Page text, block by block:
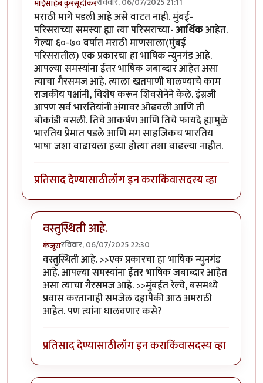
माईसाहेब कुरसूंदीकर
मराठी मागे पडली आहे असे वाटत नाही. मुंबई-
परिसराच्या समस्या ह्या त्या परिसराच्या-आर्थिकआहेत.
गेल्या ६०-७० वर्षात मराठी माणसाला(मुंबई
परिसरातील) एक प्रकारचा हा भाषिक न्युनगंड आहे.
आपल्या समस्यांना ईतर भाषिक जबाब्दार आहेत असा
त्याचा गैरसमज आहे. त्याला खतपाणी घालण्याचे काम
राजकीय पक्षांनी, विशेष करून शिवसेनेने केले. इंग्रजी
आपण सर्व भारतियांनी अंगावर ओढवली आणि ती
बोकांडी बसली. तिचे आकर्षण आणि तिचे फायदे ह्यामुळे
भारतिय प्रेमात पडले आणि मग साहजिकच भारतिय
भाषा जशा वाढायला हव्या होत्या तशा वाढल्या नाहीत.
प्रतिसाद देण्यासाठीलॉग इन कराकिंवासदस्य व्हा
वस्तुस्थिती आहे.
कंजूसरविवार, 06/07/2025 22:30
In reply toमराठीbyमाईसाहेब कुरसूंदीकर
वस्तुस्थिती आहे. >>एक प्रकारचा हा भाषिक न्युनगंड
आहे. आपल्या समस्यांना ईतर भाषिक जबाब्दार आहेत
असा त्याचा गैरसमज आहे. >>मुंबईत रेल्वे, बसमध्ये
प्रवास करतानाही समजेल दहापैकी आठ अमराठी
आहेत. पण त्यांना घालवणार कसे?
प्रतिसाद देण्यासाठीलॉग इन कराकिंवासदस्य व्हा